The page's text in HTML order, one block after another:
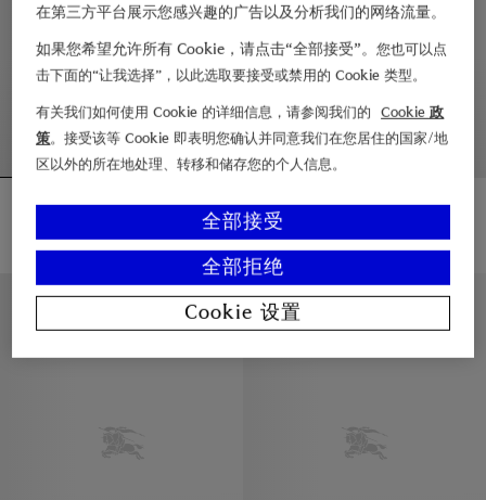
骑士图案棉质 T 恤衫, ¥4,050.00
¥4,050.00
骑士图案棉质 T 恤衫, ¥4,050.00
休闲版型 休闲版型
在第三方平台展示您感兴趣的广告以及分析我们的网络流量。
如果您希望允许所有 Cookie，请点击“全部接受”。您也可以点
击下面的“让我选择”，以此选取要接受或禁用的 Cookie 类型。
有关我们如何使用 Cookie 的详细信息，请参阅我们的
Cookie 政
策。接受该等 Cookie 即表明您确认并同意我们在您居住的国家/地
区以外的所在地处理、转移和储存您的个人信息。
全部拒绝
全部接受
Cookie 设置